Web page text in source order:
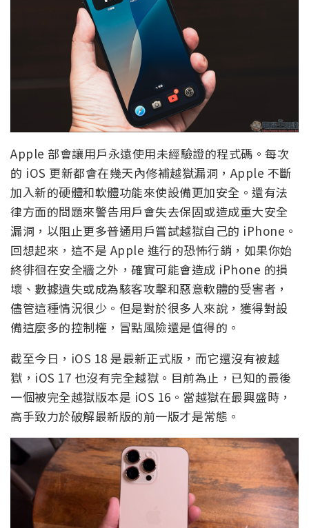
Apple 部會讓用戶永遠使用未經驗證的程式碼。每次
的 iOS 更新都會在幾天內修補越獄漏洞，Apple 不斷
加入新的硬體和軟體功能來使設備更加安全。還有法
律方面的問題來警告用戶會失去保固或造成重大安全
漏洞，以阻止更多普通用戶嘗試越獄自己的 iPhone。
回想起來，這不是 Apple 進行的恐怖行銷，如果你始
終徘徊在安全牆之外，確實可能會造成 iPhone 的損
壞、數據遺失或成為駭客攻擊和惡意軟體的受害者，
儘管這種情況很少。但是對於很多人來說，獲得對設
備這麼多的控制權，冒點風險還是值得的。
截至今日，iOS 18 是最新正式版，而它還沒有被越
獄，iOS 17 也沒有完全越獄。目前為止，已知的最後
一個被完全越獄版本是 iOS 16。當越獄在最興盛時，
高手致力於破解最新版的前一版才是常態。